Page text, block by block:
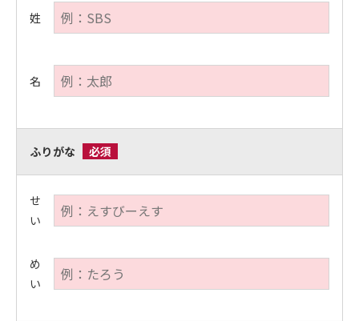
姓
名
ふりがな 必須
せ
い
め
い